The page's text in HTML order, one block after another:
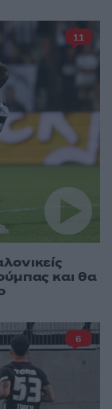
και θα
11
6